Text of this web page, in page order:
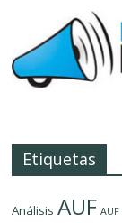
Etiquetas
Análisis AUF